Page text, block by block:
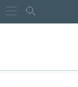
Close